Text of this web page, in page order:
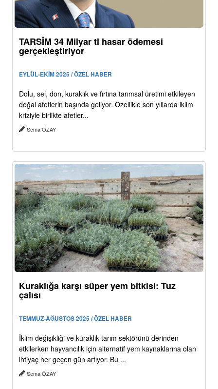
TARSİM 34 Milyar tl hasar ödemesi
gerçekleştiriyor
EYLÜL-EKİM 2025 / ÖZEL HABER
Dolu, sel, don, kuraklık ve fırtına tarımsal üretimi etkileyen
doğal afetlerin başında geliyor. Özellikle son yıllarda iklim
kriziyle birlikte afetler...
Sema ÖZAY
Kuraklığa karşı süper yem bitkisi: Tuz
çalısı
TEMMUZ-AĞUSTOS 2025 / ÖZEL HABER
İklim değişikliği ve kuraklık tarım sektörünü derinden
etkilerken hayvancılık için alternatif yem kaynaklarına olan
ihtiyaç her geçen gün artıyor. Bu ...
Sema ÖZAY